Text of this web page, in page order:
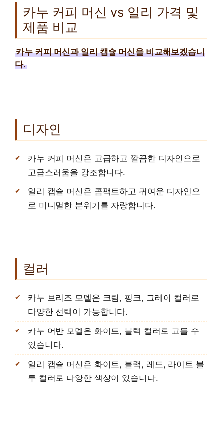
카누 커피 머신 vs 일리 가격 및
제품 비교
카누 커피 머신과 일리 캡슐 머신을 비교해보겠습니
다.
디자인
카누 커피 머신은 고급하고 깔끔한 디자인으로
고급스러움을 강조합니다.
일리 캡슐 머신은 콤팩트하고 귀여운 디자인으
로 미니멀한 분위기를 자랑합니다.
컬러
카누 브리즈 모델은 크림, 핑크, 그레이 컬러로
다양한 선택이 가능합니다.
카누 어반 모델은 화이트, 블랙 컬러로 고를 수
있습니다.
일리 캡슐 머신은 화이트, 블랙, 레드, 라이트 블
루 컬러로 다양한 색상이 있습니다.